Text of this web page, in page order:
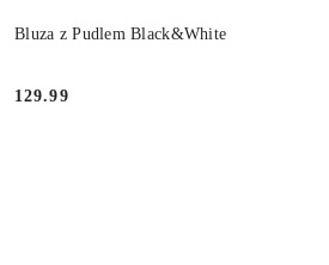
Bluza z Pudlem Black&White
Cena:
129.99